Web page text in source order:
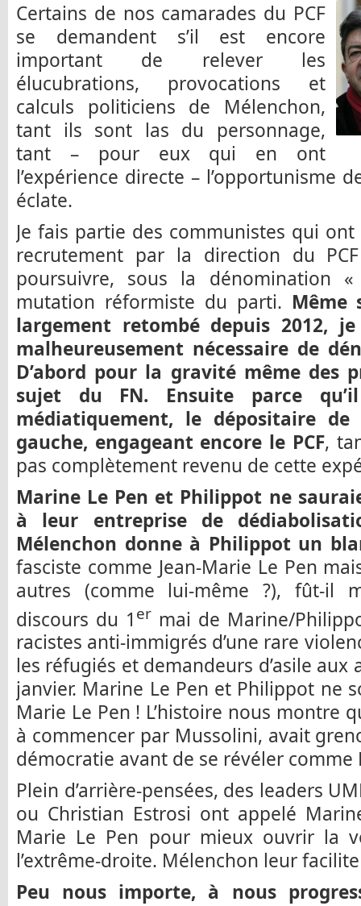
Certains de nos camarades du PCF
se demandent s’il est encore
important de relever les
élucubrations, provocations et
calculs politiciens de Mélenchon,
tant ils sont las du personnage,
tant – pour eux qui en ont
l’expérience directe – l’opportunisme
éclate.
Je fais partie des communistes qui
recrutement par la direction du
poursuivre, sous la dénomination
mutation réformiste du parti. Même
largement retombé depuis 2012,
malheureusement nécessaire de
D’abord pour la gravité même des
sujet du FN. Ensuite parce
médiatiquement, le dépositaire
gauche, engageant encore le PCF,
pas complètement revenu de cette
Marine Le Pen et Philippot ne
à leur entreprise de
Mélenchon donne à Philippot un
fasciste comme Jean-Marie Le Pen
autres (comme lui-même ?), fût-il
discours du 1 er mai de Marine/
racistes anti-immigrés d’une rare
les réfugiés et demandeurs d’asile aux
janvier. Marine Le Pen et Philippot ne
Marie Le Pen ! L’histoire nous montre
à commencer par Mussolini, avait
démocratie avant de se révéler comme
Plein d’arrière-pensées, des leaders
ou Christian Estrosi ont appelé
Marie Le Pen pour mieux ouvrir la
l’extrême-droite. Mélenchon leur
Peu nous importe, à nous